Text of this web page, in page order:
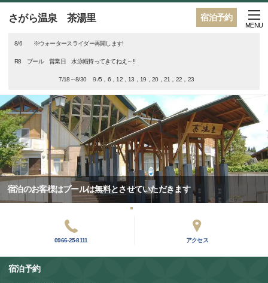
宿泊予約
さがら温泉 茶湯里
MENU
8/6 ※ウォータースライダー再開します!
R8 プール 営業日 水泳帽持ってきてねえ～‼
7/18～8/30 ９/5，6，12，13，19，20，21，22，23
宿泊のお客様はプールは無料とさせていただきます
0966-25-8111 アクセス
宿泊予約